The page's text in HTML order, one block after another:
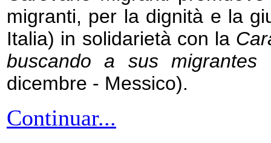
migranti, per la dignità e la
Italia) in solidarietà con la
buscando a sus migrantes
dicembre - Messico).
Continuar...